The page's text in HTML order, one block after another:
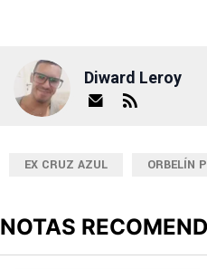
Diward Leroy
EX CRUZ AZUL ORBELÍN
NOTAS